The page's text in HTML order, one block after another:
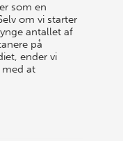
som en
om vi starter
antallet af
på
ender vi
at